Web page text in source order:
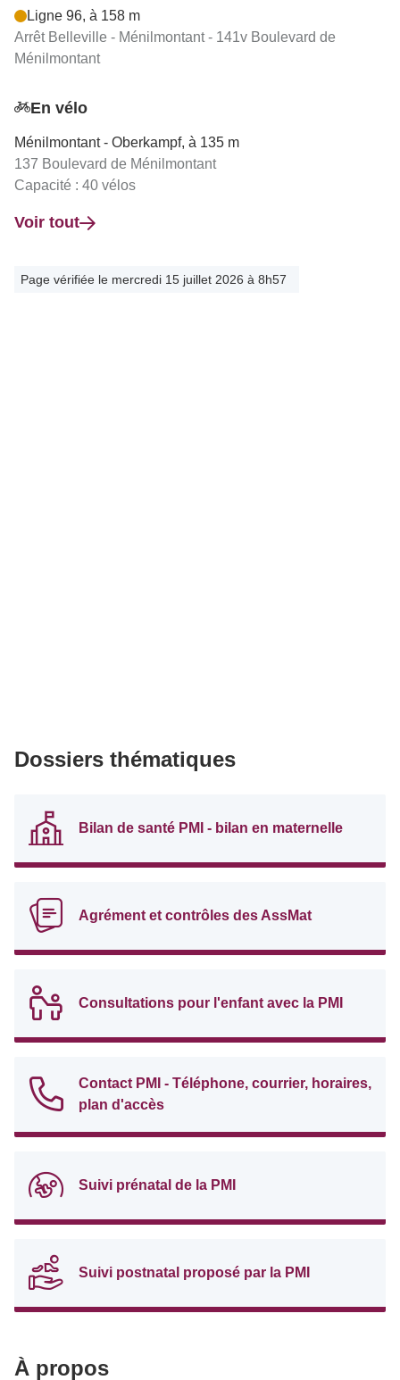
Ligne 96, à 158 m
Arrêt Belleville - Ménilmontant - 141v Boulevard de
Ménilmontant
En vélo
Ménilmontant - Oberkampf, à 135 m
137 Boulevard de Ménilmontant
Capacité : 40 vélos
Voir tout
Page vérifiée le mercredi 15 juillet 2026 à 8h57
Dossiers thématiques
Bilan de santé PMI - bilan en maternelle
Agrément et contrôles des AssMat
Consultations pour l'enfant avec la PMI
Contact PMI - Téléphone, courrier, horaires,
plan d'accès
Suivi prénatal de la PMI
Suivi postnatal proposé par la PMI
À propos